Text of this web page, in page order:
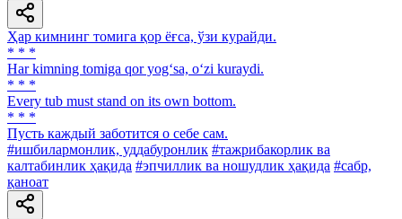
Ҳар кимнинг томига қор ёғса, ўзи курайди.
* * *
Har kimning tomiga qor yog‘sa, o‘zi kuraydi.
* * *
Every tub must stand on its own bottom.
* * *
Пусть каждый заботится о себе сам.
#ишбилармонлик, уддабуронлик #тажрибакорлик ва
калтабинлик ҳақида #эпчиллик ва ношудлик ҳақида #сабр,
қаноат